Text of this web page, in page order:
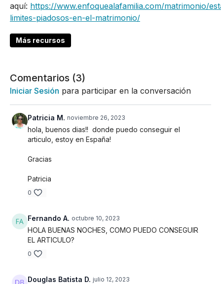
aquí: https://www.enfoquealafamilia.com/matrimonio/
limites-piadosos-en-el-matrimonio/
Más recursos
Comentarios (3)
Iniciar Sesión para participar en la conversación
Patricia M. noviembre 26, 2023
hola, buenos dias!! donde puedo conseguir el
articulo, estoy en España!
Gracias
Patricia
0
Fernando A. octubre 10, 2023
HOLA BUENAS NOCHES, COMO PUEDO CONSEGUIR
EL ARTICULO?
0
Douglas Batista D. julio 12, 2023